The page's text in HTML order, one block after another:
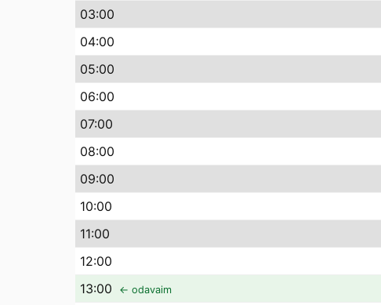
03:00
04:00
05:00
06:00
07:00
08:00
09:00
10:00
11:00
12:00
13:00 ← odavaim